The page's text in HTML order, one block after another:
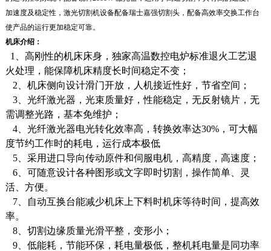
加速度及稳定性，激光切割机设备配备瑞士嘉强切割头，配备高效率交换工作台
使产品的运行更加稳定可靠。
机床介绍：
1、高刚性的机床床身，独家高温数控电炉标准退火工艺退
火处理，能保障机床精度长时间稳定不变；
2、机床侧向设计滑门开放，人机接近性好，节省空间；
3、光纤激光器，光束质量好，性能稳定，无反射镜片，无
需调整光路，基本免维护；
4、光纤激光器电光转化效率高，转换效率达30%，可大幅
度节约工作时的耗电，运行成本极低
5、采用进口导向传动原件和伺服电机，高精度，高速度；
6、可随意设计各种图形或文字即时切割，操作简单、灵
活、方便。
7、自动互换台能减少机床上下料时机床等待时间，提高效
率。
8、切割边缘质量光滑平整，变形小；
9、低能耗，节能环保，耗电量极低，整机耗电量是同功率